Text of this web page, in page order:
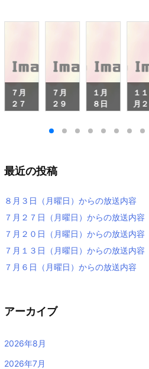
７月
２７
の放
７月
２９
の放
１月
８日
１１
月２
最近の投稿
８月３日（月曜日）からの放送内容
７月２７日（月曜日）からの放送内容
７月２０日（月曜日）からの放送内容
７月１３日（月曜日）からの放送内容
７月６日（月曜日）からの放送内容
アーカイブ
2026年8月
2026年7月